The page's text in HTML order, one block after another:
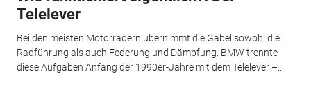
Telelever
Bei den meisten Motorrädern übernimmt die Gabel sowohl die
Radführung als auch Federung und Dämpfung. BMW trennte
diese Aufgaben Anfang der 1990er-Jahre mit dem Telelever –...